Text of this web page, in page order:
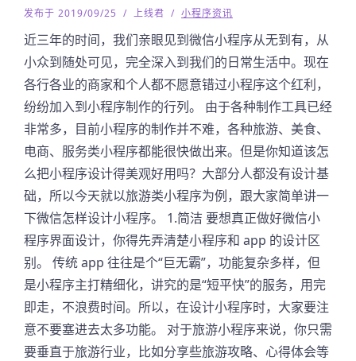
发布于 2019/09/25 / 上线君 / 小程序资讯
近三年的时间，我们亲眼见到微信小程序从无到有，从
小众到随处可见，完全深入到我们的日常生活中。现在
各行各业的商家和个人都不愿意错过小程序这个红利，
纷纷加入到小程序制作的行列。 由于各种制作工具已经
非常多，目前小程序的制作并不难，各种旅游、美食、
电商、服务类小程序都能很快做出来。但是你知道该怎
么把小程序设计得美观好用吗？大部分人都没有设计基
础，所以今天就以旅游类小程序为例，跟大家简单讲一
下微信怎样设计小程序。 1.简洁 要想真正做好微信小
程序界面设计，你得先弄清楚小程序和 app 的设计区
别。 传统 app 往往是个“巨无霸”，功能复杂多样，但
是小程序主打精细化，讲究的是“短平快”的服务，用完
即走，不浪费时间。所以，在设计小程序时，大家要注
意不要塞进去太多功能。 对于旅游小程序来说，你只需
要垂直于旅游行业，比如分享些旅游攻略、心得体会等